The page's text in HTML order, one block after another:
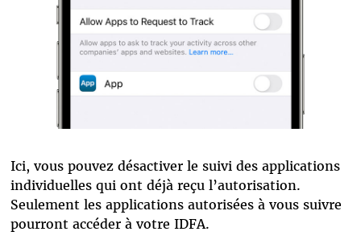
Ici, vous pouvez désactiver le suivi des applications
individuelles qui ont déjà reçu l’autorisation.
Seulement les applications autorisées à vous suivre
pourront accéder à votre IDFA.